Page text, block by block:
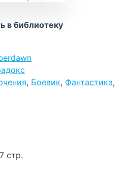
в библиотеку
, Боевик, Фантастика,
стр.